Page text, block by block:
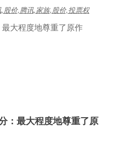
,股价,腾讯,家族,股价,投票权
：最大程度地尊重了原